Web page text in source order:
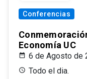
Conferencias
Economía UC
6 de Agosto de
Todo el dia.